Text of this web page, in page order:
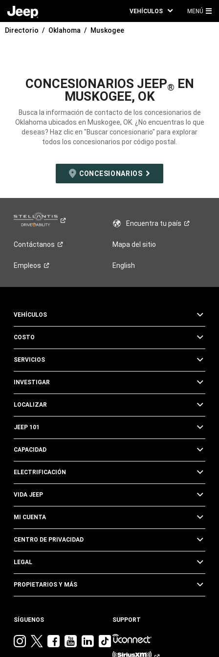
VEHÍCULOS MENÚ
Directorio Oklahoma Muskogee
CONCESIONARIOS JEEP® EN
MUSKOGEE, OK
Busca la información de contacto de los concesionarios de
Oklahoma ubicados en Muskogee, OK. ¿No encuentras lo que
deseas? Haz clic en "Buscar concesionario" para explorar
todos los concesionarios por código postal.
CONCESIONARIOS
Encuentra tupaís
Contáctanos Mapa del sitio
Empleos English
VEHÍCULOS
COSTO
SERVICIOS
INVESTIGAR
LOCALIZAR
JEEP 101
CAPACIDAD
ELECTRIFICACIÓN
VIDA JEEP
MI CUENTA
CENTRO DE PRIVACIDAD
LEGAL
PROPIETARIOS Y MÁS
SÍGUENOS
VisitaVisitaVisitaVisitaVisita
Jeep
Visita
Jeep
SUPPORT